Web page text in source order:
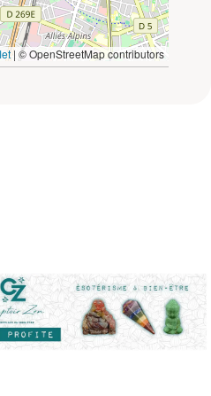
| © OpenStreetMap contributors